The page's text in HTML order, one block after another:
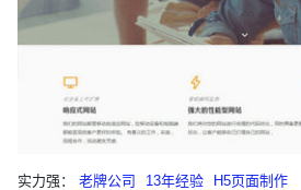
实力强： 老牌公司 13年经验
H5页面制作